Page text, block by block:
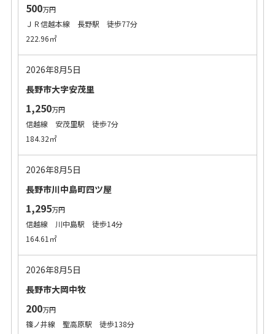
500万円
ＪＲ信越本線 長野駅 徒歩77分
222.96㎡
2026年8月5日
長野市大字安茂里
1,250万円
信越線 安茂里駅 徒歩7分
184.32㎡
2026年8月5日
長野市川中島町四ツ屋
1,295万円
信越線 川中島駅 徒歩14分
164.61㎡
2026年8月5日
長野市大岡中牧
200万円
篠ノ井線 聖高原駅 徒歩138分